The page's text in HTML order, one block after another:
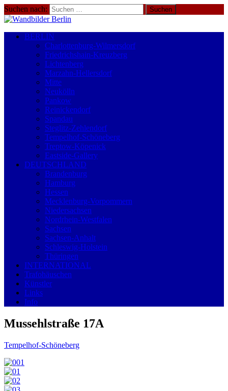
Suchen nach:
BERLIN
Charlottenburg-Wilmersdorf
Friedrichshain-Kreuzberg
Lichtenberg
Marzahn-Hellersdorf
Mitte
Neukölln
Pankow
Reinickendorf
Spandau
Steglitz-Zehlendorf
Tempelhof-Schöneberg
Treptow-Köpenick
Eastside-Gallery
DEUTSCHLAND
Brandenburg
Hamburg
Hessen
Mecklenburg-Vorpommern
Niedersachsen
Nordrhein-Westfalen
Sachsen
Sachsen-Anhalt
Schleswig-Holstein
Thüringen
INTERNATIONAL
Trafohäuschen
Künstler
Links
Info
Mussehlstraße 17A
Tempelhof-Schöneberg